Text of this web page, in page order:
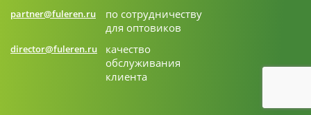
partner@fuleren.ru
по сотрудничеству
для оптовиков
director@fuleren.ru
качество
обслуживания
клиента